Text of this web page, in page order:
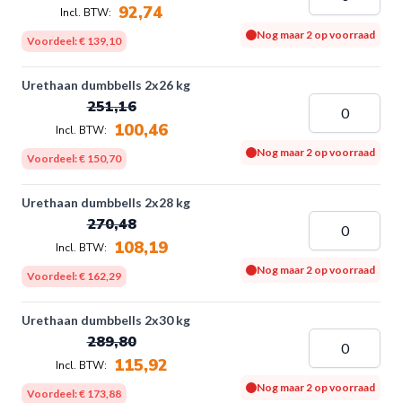
92,74
Voordeel:€ 139,10 Nog maar 2 op voorraad
Urethaan dumbbells 2x26 kg
100,46
251,16
Voordeel:€ 150,70 Nog maar 2 op voorraad
Urethaan dumbbells 2x28 kg
108,19
270,48
Voordeel:€ 162,29 Nog maar 2 op voorraad
Urethaan dumbbells 2x30 kg
115,92
289,80
Voordeel:€ 173,88 Nog maar 2 op voorraad